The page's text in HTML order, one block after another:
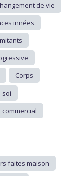
de vie
innées
Corps
soi
faites maison